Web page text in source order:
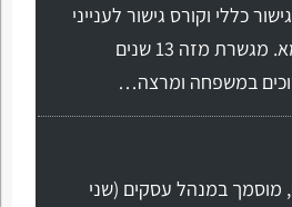
כללי וקורס גישור לענייני
משפחה במכללת גומא. מגשרת מזה 13 שנים
במשפחה ומרצה…
מוסמך במנהל עסקים (שני